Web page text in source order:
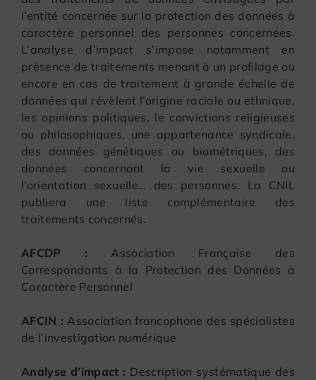
l’entité concernée sur la protection des données à
caractère personnel des personnes concernées.
L’analyse d’impact s’impose notamment en
présence de traitements menant à un profilage ou
encore en cas de traitement à grande échelle de
données qui révèlent l’origine raciale ou ethnique,
les opinions politiques, le convictions religieuses
ou philosophiques, une appartenance syndicale,
des données génétiques ou biométriques, des
données concernant la vie sexuelle ou
l’orientation sexuelle… des personnes. La CNIL
publiera une liste complémentaire des
traitements concernés.
AFCDP : Association Française des
Correspondants à la Protection des Données à
Caractère Personnel
AFCIN : Association francophone des spécialistes
de l’investigation numérique
Analyse d’impact : Description systématique des